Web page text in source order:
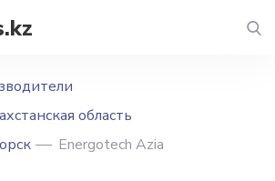
область
Energotech Azia